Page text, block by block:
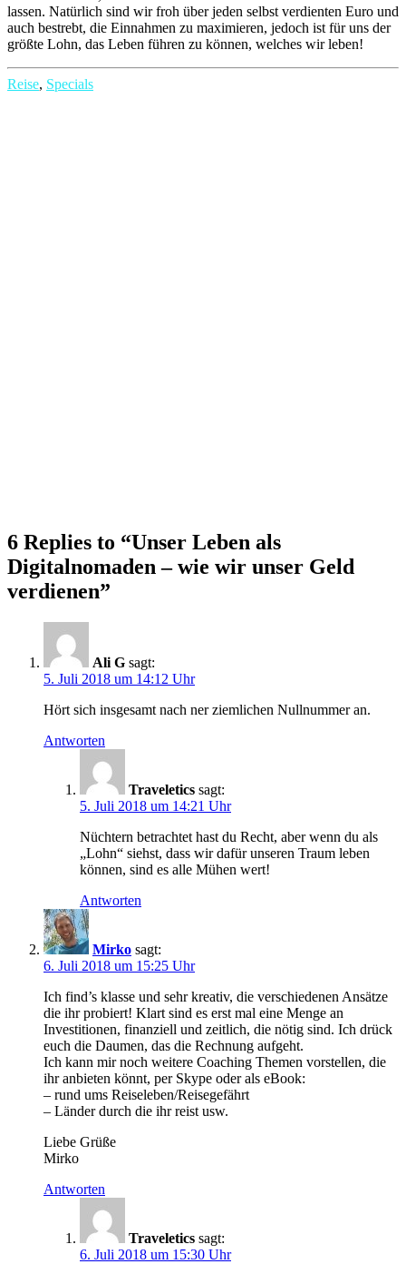
lassen. Natürlich sind wir froh über jeden selbst verdienten Euro und
auch bestrebt, die Einnahmen zu maximieren, jedoch ist für uns der
größte Lohn, das Leben führen zu können, welches wir leben!
Reise, Specials
6 Replies to “Unser Leben als
Digitalnomaden – wie wir unser Geld
verdienen”
Ali G sagt:
5. Juli 2018 um 14:12 Uhr
Hört sich insgesamt nach ner ziemlichen Nullnummer an.
Antworten
Traveletics sagt:
5. Juli 2018 um 14:21 Uhr
Nüchtern betrachtet hast du Recht, aber wenn du als
„Lohn“ siehst, dass wir dafür unseren Traum leben
können, sind es alle Mühen wert!
Antworten
Mirko sagt:
6. Juli 2018 um 15:25 Uhr
Ich find’s klasse und sehr kreativ, die verschiedenen Ansätze
die ihr probiert! Klart sind es erst mal eine Menge an
Investitionen, finanziell und zeitlich, die nötig sind. Ich drück
euch die Daumen, das die Rechnung aufgeht.
Ich kann mir noch weitere Coaching Themen vorstellen, die
ihr anbieten könnt, per Skype oder als eBook:
– rund ums Reiseleben/Reisegefährt
– Länder durch die ihr reist usw.
Liebe Grüße
Mirko
Antworten
Traveletics sagt:
6. Juli 2018 um 15:30 Uhr